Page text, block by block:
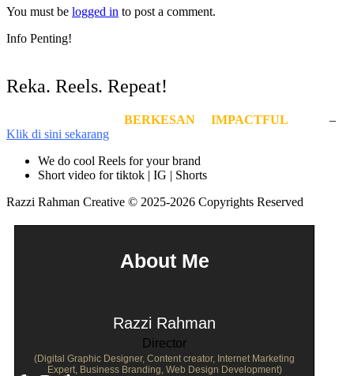
You must be logged in to post a comment.
Info Penting!
Reka. Reels. Repeat!
BERKESAN IMPACTFUL
–
Klik di sini sekarang
We do cool Reels for your brand
Short video for tiktok | IG | Shorts
Razzi Rahman Creative © 2025-2026 Copyrights Reserved
About Me
Razzi Rahman
Director
(Digital Graphic Designer, Content creator, Internet Marketing
Expert, Business Branding, Web Design Development)